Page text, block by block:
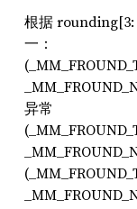
根据 rounding[3:
一：
异常